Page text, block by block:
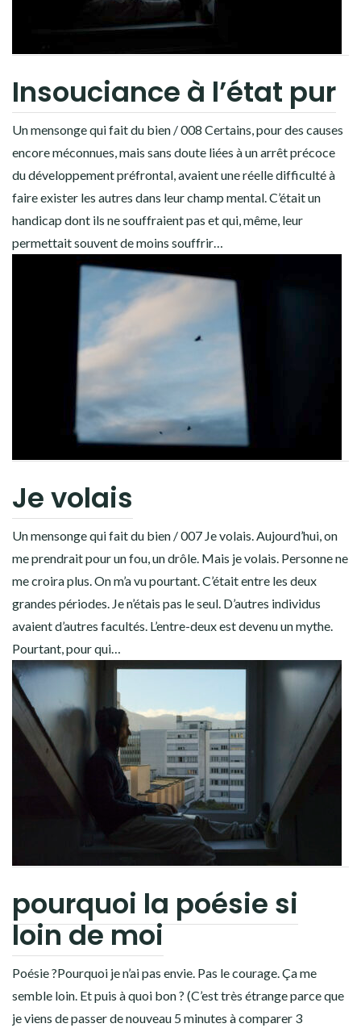
Insouciance à l’état pur
Un mensonge qui fait du bien / 008 Certains, pour des causes
encore méconnues, mais sans doute liées à un arrêt précoce
du développement préfrontal, avaient une réelle difficulté à
faire exister les autres dans leur champ mental. C’était un
handicap dont ils ne souffraient pas et qui, même, leur
permettait souvent de moins souffrir…
Je volais
Un mensonge qui fait du bien / 007 Je volais. Aujourd’hui, on
me prendrait pour un fou, un drôle. Mais je volais. Personne ne
me croira plus. On m’a vu pourtant. C’était entre les deux
grandes périodes. Je n’étais pas le seul. D’autres individus
avaient d’autres facultés. L’entre-deux est devenu un mythe.
Pourtant, pour qui…
pourquoi la poésie si
loin de moi
Poésie ?Pourquoi je n’ai pas envie. Pas le courage. Ça me
semble loin. Et puis à quoi bon ? (C’est très étrange parce que
je viens de passer de nouveau 5 minutes à comparer 3
JOURNAL DE BORD
YoutubePatreonBluesky